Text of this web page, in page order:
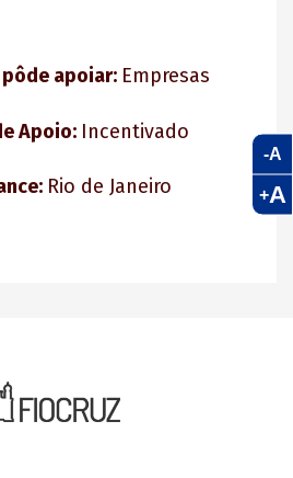
pôde apoiar: Empresas
Apoio: Incentivado
Rio de Janeiro
-A
+A